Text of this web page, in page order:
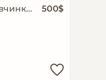
Бівер йорк, цуценята дівчинка манюня, бебі фейс 500$